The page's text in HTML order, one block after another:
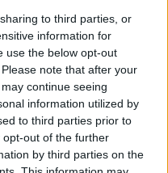
to third parties, or
information for
use the below opt-out
note that after your
continue seeing
information utilized by
to third parties prior to
out of the further
by third parties on the
θαμπή επιδερμίδα;
φλεγμονή